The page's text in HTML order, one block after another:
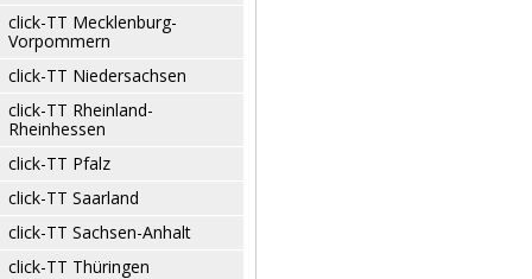
click-TT Mecklenburg-
Vorpommern
click-TT Niedersachsen
click-TT Rheinland-
Rheinhessen
click-TT Pfalz
click-TT Saarland
click-TT Sachsen-Anhalt
click-TT Thüringen